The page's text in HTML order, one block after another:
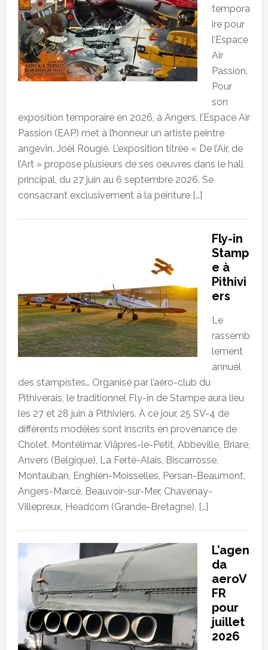
tempora
ire pour
l’Espace
Air
Passion.
Pour
son
exposition temporaire en 2026, à Angers, l’Espace Air
Passion (EAP) met à l’honneur un artiste peintre
angevin, Joël Rougié. L’exposition titrée « De l’Air, de
l’Art » propose plusieurs de ses oeuvres dans le hall
principal, du 27 juin au 6 septembre 2026. Se
consacrant exclusivement à la peinture […]
Fly-in
Stamp
e à
Pithivi
ers
Le
rassemb
lement
annuel
des stampistes… Organisé par l’aéro-club du
Pithiverais, le traditionnel Fly-in de Stampe aura lieu
les 27 et 28 juin à Pithiviers. À ce jour, 25 SV-4 de
différents modèles sont inscrits en provenance de
Cholet, Montélimar, Viâpres-le-Petit, Abbeville, Briare,
Anvers (Belgique), La Ferté-Alais, Biscarrosse,
Montauban, Enghien-Moisselles, Persan-Beaumont,
Angers-Marcé, Beauvoir-sur-Mer, Chavenay-
Villepreux, Headcorn (Grande-Bretagne), […]
L’agen
da
aeroV
FR
pour
juillet
2026